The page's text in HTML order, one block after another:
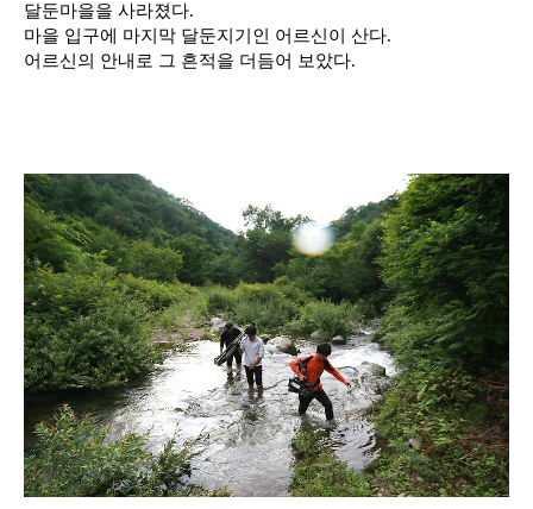
달둔마을을 사라졌다.
마을 입구에 마지막 달둔지기인 어르신이 산다.
어르신의 안내로 그 흔적을 더듬어 보았다.